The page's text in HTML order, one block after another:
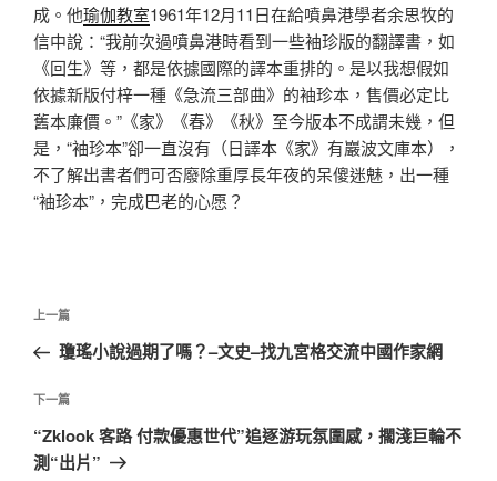
成。他瑜伽教室1961年12月11日在給噴鼻港學者余思牧的
信中說：“我前次過噴鼻港時看到一些袖珍版的翻譯書，如
《回生》等，都是依據國際的譯本重排的。是以我想假如
依據新版付梓一種《急流三部曲》的袖珍本，售價必定比
舊本廉價。”《家》《春》《秋》至今版本不成謂未幾，但
是，“袖珍本”卻一直沒有（日譯本《家》有巖波文庫本），
不了解出書者們可否廢除重厚長年夜的呆傻迷魅，出一種
“袖珍本”，完成巴老的心愿？
文
導
覽
上
一
文
章
上一篇
瓊瑤小說過期了嗎？–文史–找九宮格交流中國作家網
下
一
篇
下一篇
“Zklook 客路 付款優惠世代”追逐游玩氛圍感，擱淺巨輪不
測“出片”